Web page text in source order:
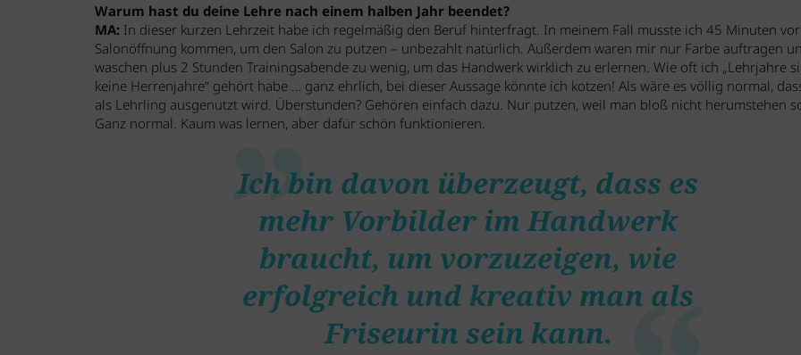
Warum hast du deine Lehre nach einem halben Jahr beendet?
MA: In dieser kurzen Lehrzeit habe ich regelmäßig den Beruf hinterfragt. In meinem Fall musste ich 45 Minuten vor
Salonöffnung kommen, um den Salon zu putzen – unbezahlt natürlich. Außerdem waren mir nur Farbe auftragen
waschen plus 2 Stunden Trainingsabende zu wenig, um das Handwerk wirklich zu erlernen. Wie oft ich „Lehrjahre
keine Herrenjahre“ gehört habe … ganz ehrlich, bei dieser Aussage könnte ich kotzen! Als wäre es völlig normal,
als Lehrling ausgenutzt wird. Überstunden? Gehören einfach dazu. Nur putzen, weil man bloß nicht herumstehen
Ganz normal. Kaum was lernen, aber dafür schön funktionieren.
Ich bin davon überzeugt, dass es
mehr Vorbilder im Handwerk
braucht, um vorzuzeigen, wie
erfolgreich und kreativ man als
Friseurin sein kann.